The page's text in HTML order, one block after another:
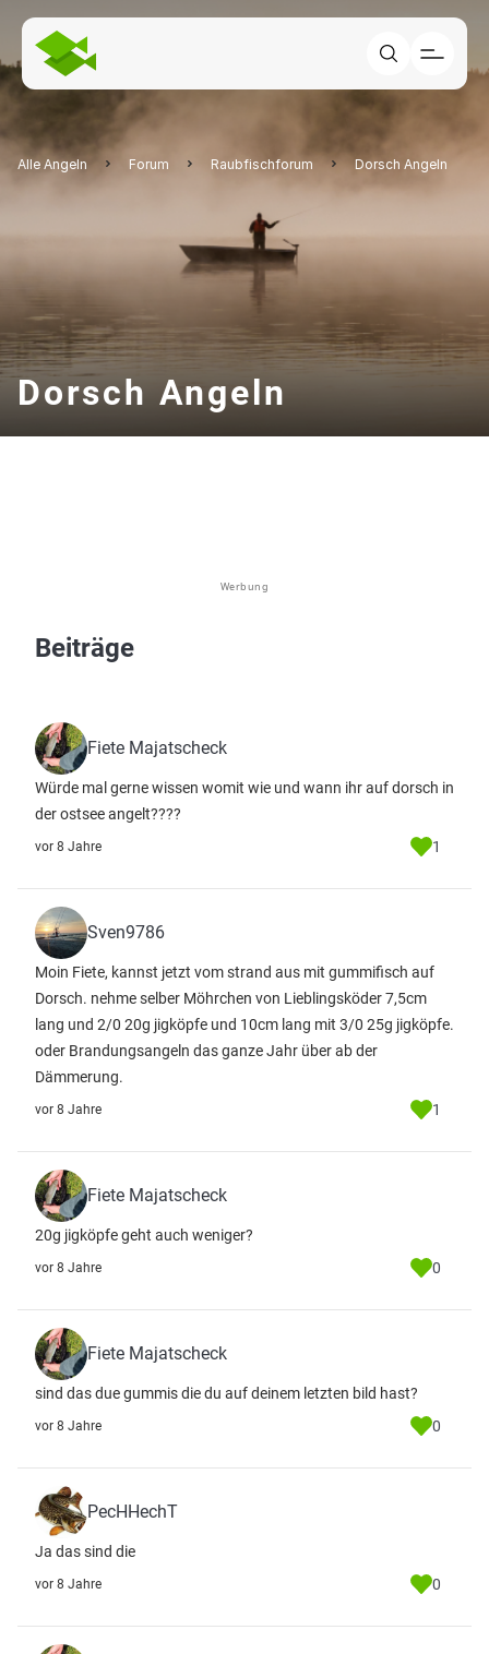
Alle Angeln Forum Raubfischforum Dorsch Angeln
Dorsch Angeln
Werbung
Beiträge
Fiete Majatscheck
Würde mal gerne wissen womit wie und wann ihr auf dorsch in
der ostsee angelt????
vor 8 Jahre 1
Sven9786
Moin Fiete, kannst jetzt vom strand aus mit gummifisch auf
Dorsch. nehme selber Möhrchen von Lieblingsköder 7,5cm
lang und 2/0 20g jigköpfe und 10cm lang mit 3/0 25g jigköpfe.
oder Brandungsangeln das ganze Jahr über ab der
Dämmerung.
vor 8 Jahre 1
Fiete Majatscheck
20g jigköpfe geht auch weniger?
vor 8 Jahre 0
Fiete Majatscheck
sind das due gummis die du auf deinem letzten bild hast?
vor 8 Jahre 0
PecHHechT
Ja das sind die
vor 8 Jahre 0